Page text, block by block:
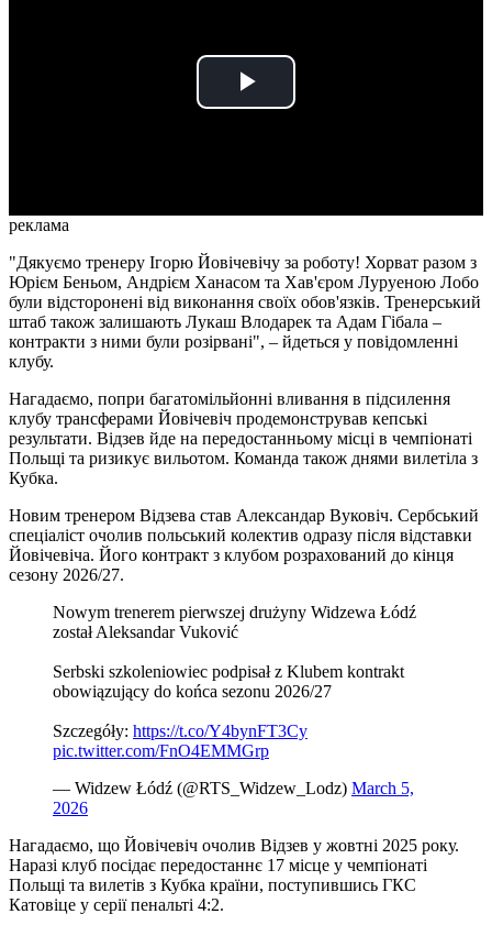
Play
реклама
"Дякуємо тренеру Ігорю Йовічевічу за роботу! Хорват разом з
Юрієм Беньом, Андрієм Ханасом та Хав'єром Луруеною Лобо
були відсторонені від виконання своїх обов'язків. Тренерський
штаб також залишають Лукаш Влодарек та Адам Гібала –
контракти з ними були розірвані", – йдеться у повідомленні
клубу.
Нагадаємо, попри багатомільйонні вливання в підсилення
клубу трансферами Йовічевіч продемонстрував кепські
результати. Відзев йде на передостанньому місці в чемпіонаті
Польщі та ризикує вильотом. Команда також днями вилетіла з
Кубка.
Новим тренером Відзева став Александар Вуковіч. Сербський
спеціаліст очолив польський колектив одразу після відставки
Йовічевіча. Його контракт з клубом розрахований до кінця
сезону 2026/27.
Nowym trenerem pierwszej drużyny Widzewa Łódź
został Aleksandar Vuković
Serbski szkoleniowiec podpisał z Klubem kontrakt
obowiązujący do końca sezonu 2026/27 ️
Szczegóły: https://t.co/Y4bynFT3Cy
pic.twitter.com/FnO4EMMGrp
— Widzew Łódź (@RTS_Widzew_Lodz) March 5,
2026
Нагадаємо, що Йовічевіч очолив Відзев у жовтні 2025 року.
Наразі клуб посідає передостаннє 17 місце у чемпіонаті
Польщі та вилетів з Кубка країни, поступившись ГКС
Катовіце у серії пенальті 4:2.